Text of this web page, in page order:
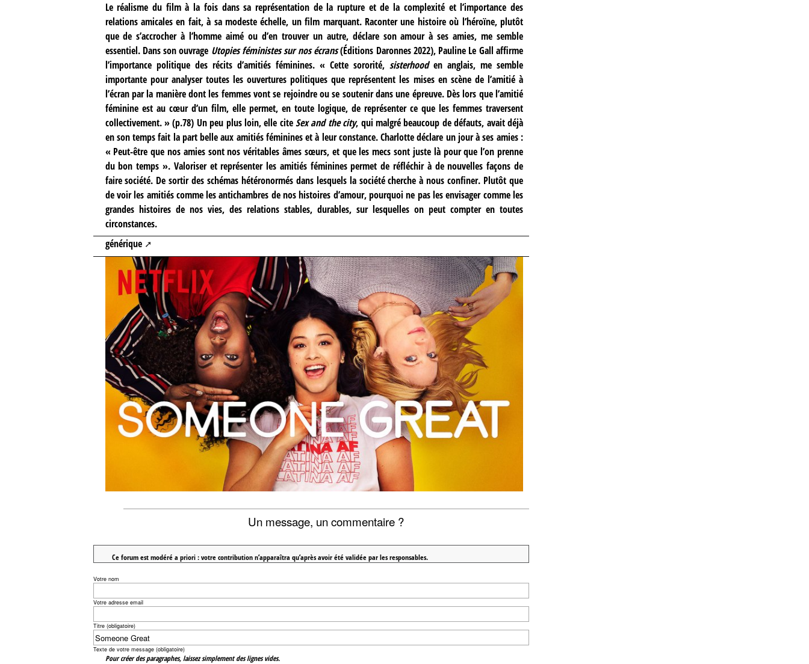
Le réalisme du film à la fois dans sa représentation de la rupture et de la complexité et l’importance des
relations amicales en fait, à sa modeste échelle, un film marquant. Raconter une histoire où l’héroïne, plutôt
que de s’accrocher à l’homme aimé ou d’en trouver un autre, déclare son amour à ses amies, me semble
essentiel. Dans son ouvrage Utopies féministes sur nos écrans(Éditions Daronnes 2022), Pauline Le Gall affirme
l’importance politique des récits d’amitiés féminines. « Cette sororité, sisterhooden anglais, me semble
importante pour analyser toutes les ouvertures politiques que représentent les mises en scène de l’amitié à
l’écran par la manière dont les femmes vont se rejoindre ou se soutenir dans une épreuve. Dès lors que l’amitié
féminine est au cœur d’un film, elle permet, en toute logique, de représenter ce que les femmes traversent
collectivement. » (p.78) Un peu plus loin, elle citeSex and the city, qui malgré beaucoup de défauts, avait déjà
en son temps fait la part belle aux amitiés féminines et à leur constance. Charlotte déclare un jour à ses amies :
« Peut-être que nos amies sont nos véritables âmes sœurs, et que les mecs sont juste là pour que l’on prenne
du bon temps ». Valoriser et représenter les amitiés féminines permet de réfléchir à de nouvelles façons de
faire société. De sortir des schémas hétéronormés dans lesquels la société cherche à nous confiner. Plutôt que
de voir les amitiés comme les antichambres de nos histoires d’amour, pourquoi ne pas les envisager comme les
grandes histoires de nos vies, des relations stables, durables, sur lesquelles on peut compter en toutes
circonstances.
générique
Un message, un commentaire ?
Ce forum est modéré a priori : votre contribution n’apparaîtra qu’après avoir été validée par les responsables.
Votre nom
Votre adresse email
Titre (obligatoire)
Texte de votre message (obligatoire)
Pour créer des paragraphes, laissez simplement des lignes vides.